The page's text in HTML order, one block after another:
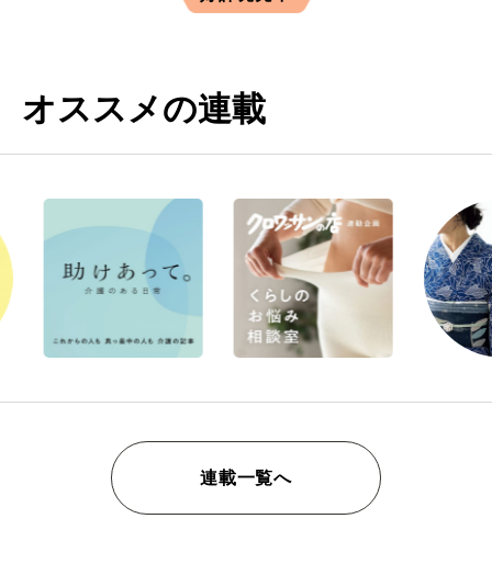
オススメの連載
連載一覧へ